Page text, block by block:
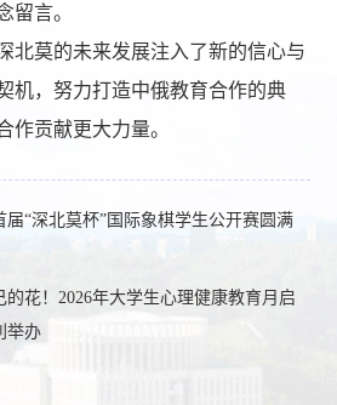
留言。
北莫的未来发展注入了新的信心与
机，努力打造中俄教育合作的典
作贡献更大力量。
届“深北莫杯”国际象棋学生公开赛圆满
的花！2026年大学生心理健康教育月启
举办